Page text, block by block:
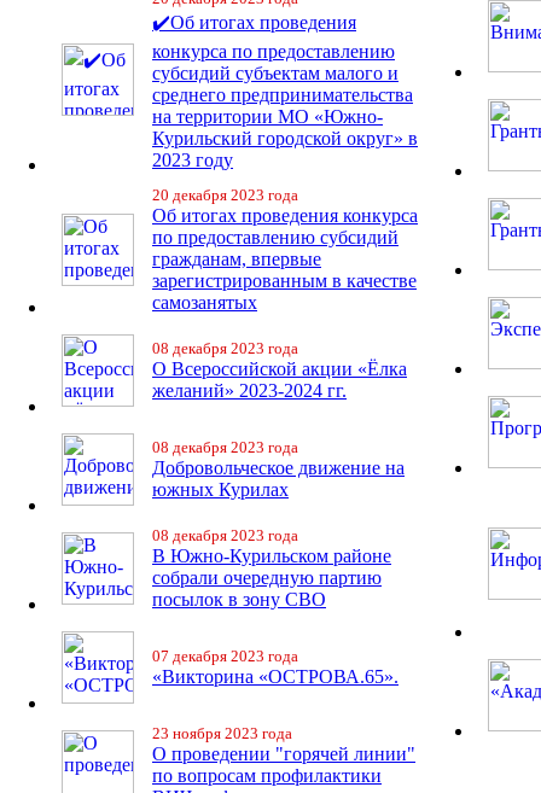
✔️Об итогах проведения
конкурса по предоставлению
субсидий субъектам малого и
среднего предпринимательства
на территории МО «Южно-
Курильский городской округ» в
2023 году
20 декабря 2023 года
Об итогах проведения конкурса
по предоставлению субсидий
гражданам, впервые
зарегистрированным в качестве
самозанятых
08 декабря 2023 года
О Всероссийской акции «Ёлка
желаний» 2023-2024 гг.
08 декабря 2023 года
Добровольческое движение на
южных Курилах
08 декабря 2023 года
В Южно-Курильском районе
собрали очередную партию
посылок в зону СВО
07 декабря 2023 года
«Викторина «ОСТРОВА.65».
23 ноября 2023 года
О проведении "горячей линии"
по вопросам профилактики